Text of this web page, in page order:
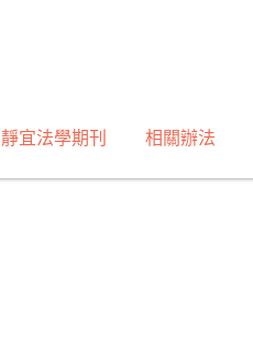
靜宜法學期刊 相關辦法